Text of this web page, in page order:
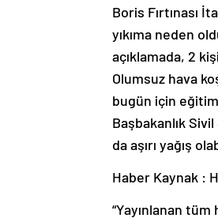
Boris Fırtınası
yıkıma neden
açıklamada, 2
Olumsuz hava
bugün için
Başbakanlık
da aşırı yağış
Haber Kaynak :
“Yayınlanan